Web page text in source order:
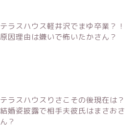
テラスハウス軽井沢でまゆ卒業？！
原因理由は嫌いで怖いたかさん？
テラスハウスりさこその後現在は？
結婚姿披露で相手夫彼氏はまさおさ
ん？